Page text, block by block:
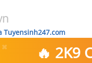
Tuyensinh247.com
🔥 2K9